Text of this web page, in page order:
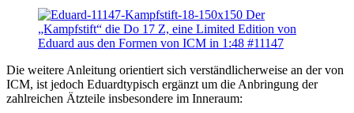
Die weitere Anleitung orientiert sich verständlicherweise an der von
ICM, ist jedoch Eduardtypisch ergänzt um die Anbringung der
zahlreichen Ätzteile insbesondere im Inneraum: